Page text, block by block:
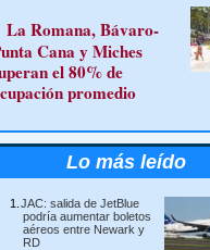
La Romana, Bávaro-
Cana y Miches
el 80% de
promedio
Lo más leído
JAC: salida de JetBlue
podría aumentar boletos
aéreos entre Newark y
RD